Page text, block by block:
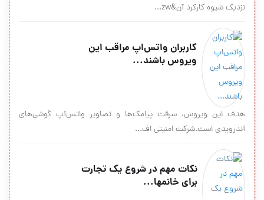
نزدیک شیوه کارکرد آن&zw...
کاربران واتس‌اپ مراقب این
ویروس باشند...
هدف این ویروس، سرقت پیامک‌ها و تصاویر واتس‌آپ گوشی‌های
آندرویدی است.شرکت امنیتی اف...
نکات مهم در شروع یک تجارت
برای خانمها...